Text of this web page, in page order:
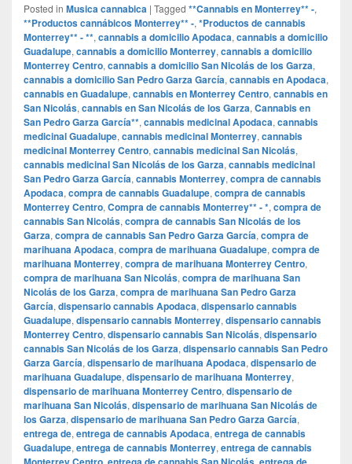
Posted in Musica cannabica | Tagged **Cannabis en Monterrey** -,
**Productos cannábicos Monterrey** -, *Productos de cannabis
Monterrey** - **, cannabis a domicilio Apodaca, cannabis a domicilio
Guadalupe, cannabis a domicilio Monterrey, cannabis a domicilio
Monterrey Centro, cannabis a domicilio San Nicolás de los Garza,
cannabis a domicilio San Pedro Garza García, cannabis en Apodaca,
cannabis en Guadalupe, cannabis en Monterrey Centro, cannabis en
San Nicolás, cannabis en San Nicolás de los Garza, Cannabis en
San Pedro Garza García**, cannabis medicinal Apodaca, cannabis
medicinal Guadalupe, cannabis medicinal Monterrey, cannabis
medicinal Monterrey Centro, cannabis medicinal San Nicolás,
cannabis medicinal San Nicolás de los Garza, cannabis medicinal
San Pedro Garza García, cannabis Monterrey, compra de cannabis
Apodaca, compra de cannabis Guadalupe, compra de cannabis
Monterrey Centro, Compra de cannabis Monterrey** - *, compra de
cannabis San Nicolás, compra de cannabis San Nicolás de los
Garza, compra de cannabis San Pedro Garza García, compra de
marihuana Apodaca, compra de marihuana Guadalupe, compra de
marihuana Monterrey, compra de marihuana Monterrey Centro,
compra de marihuana San Nicolás, compra de marihuana San
Nicolás de los Garza, compra de marihuana San Pedro Garza
García, dispensario cannabis Apodaca, dispensario cannabis
Guadalupe, dispensario cannabis Monterrey, dispensario cannabis
Monterrey Centro, dispensario cannabis San Nicolás, dispensario
cannabis San Nicolás de los Garza, dispensario cannabis San Pedro
Garza García, dispensario de marihuana Apodaca, dispensario de
marihuana Guadalupe, dispensario de marihuana Monterrey,
dispensario de marihuana Monterrey Centro, dispensario de
marihuana San Nicolás, dispensario de marihuana San Nicolás de
los Garza, dispensario de marihuana San Pedro Garza García,
entrega de, entrega de cannabis Apodaca, entrega de cannabis
Guadalupe, entrega de cannabis Monterrey, entrega de cannabis
, ,